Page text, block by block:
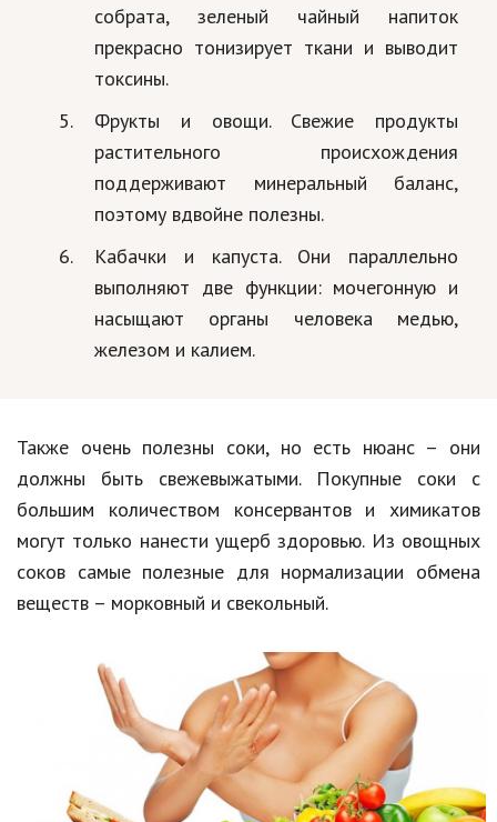
собрата, зеленый чайный напиток
прекрасно тонизирует ткани и выводит
токсины.
Фрукты и овощи. Свежие продукты
растительного происхождения
поддерживают минеральный баланс,
поэтому вдвойне полезны.
Кабачки и капуста. Они параллельно
выполняют две функции: мочегонную и
насыщают органы человека медью,
железом и калием.
Также очень полезны соки, но есть нюанс – они
должны быть свежевыжатыми. Покупные соки с
большим количеством консервантов и химикатов
могут только нанести ущерб здоровью. Из овощных
соков самые полезные для нормализации обмена
веществ – морковный и свекольный.